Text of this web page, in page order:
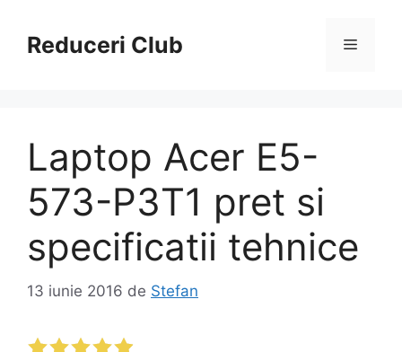
conținutReduceri Club Meniu
Laptop Acer E5-
573-P3T1 pret si
specificatii tehnice
13 iunie 2016 de Stefan